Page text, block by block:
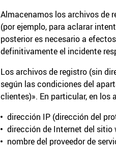
Almacenamos los archivos de
(por ejemplo, para aclarar
posterior es necesario a
definitivamente el incidente
Los archivos de registro (sin
según las condiciones del
clientes)». En particular, en
dirección IP (dirección del
dirección de Internet del sitio
nombre del proveedor de